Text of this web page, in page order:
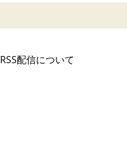
RSS配信について